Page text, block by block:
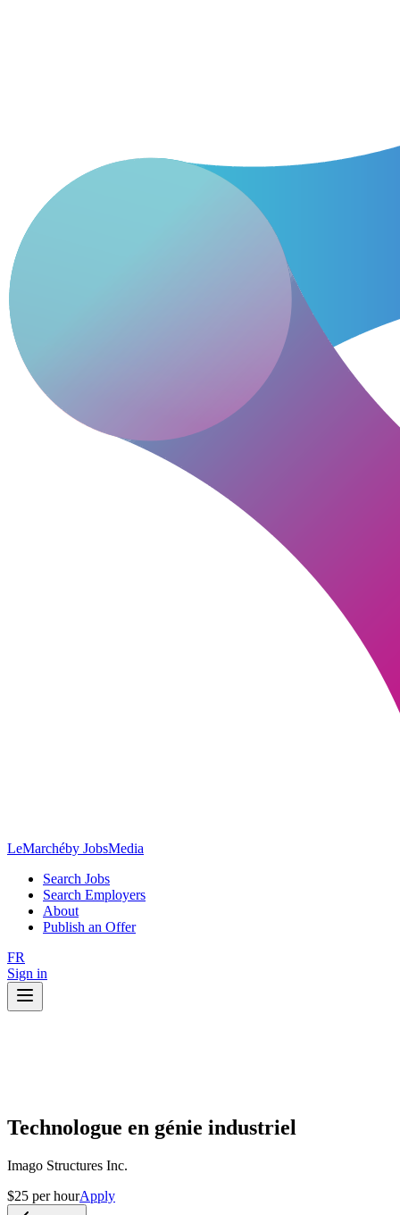
LeMarchéby JobsMedia
Search Jobs
Search Employers
About
Publish an Offer
FR
Sign in
Technologue en génie industriel
Imago Structures Inc.
$25 per hourApply